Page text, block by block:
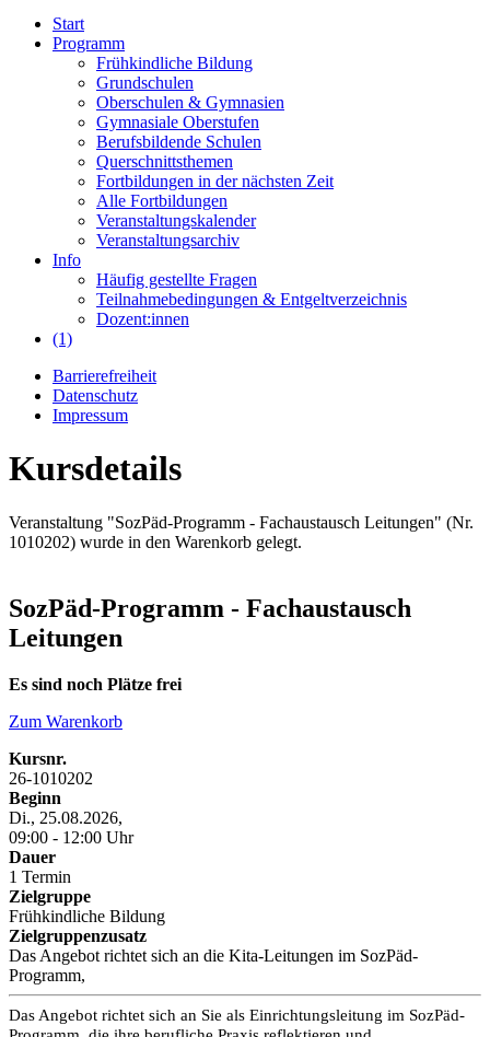
Start
Programm
Frühkindliche Bildung
Grundschulen
Oberschulen & Gymnasien
Gymnasiale Oberstufen
Berufsbildende Schulen
Querschnittsthemen
Fortbildungen in der nächsten Zeit
Alle Fortbildungen
Veranstaltungskalender
Veranstaltungsarchiv
Info
Häufig gestellte Fragen
Teilnahmebedingungen & Entgeltverzeichnis
Dozent:innen
(1)
Barrierefreiheit
Datenschutz
Impressum
Kursdetails
Veranstaltung "SozPäd-Programm - Fachaustausch Leitungen" (Nr.
1010202) wurde in den Warenkorb gelegt.
SozPäd-Programm - Fachaustausch
Leitungen
Es sind noch Plätze frei
Zum Warenkorb
Kursnr.
26-1010202
Beginn
Di., 25.08.2026,
09:00 - 12:00 Uhr
Dauer
1 Termin
Zielgruppe
Frühkindliche Bildung
Zielgruppenzusatz
Das Angebot richtet sich an die Kita-Leitungen im SozPäd-
Programm,
Das Angebot richtet sich an Sie als Einrichtungsleitung im SozPäd-